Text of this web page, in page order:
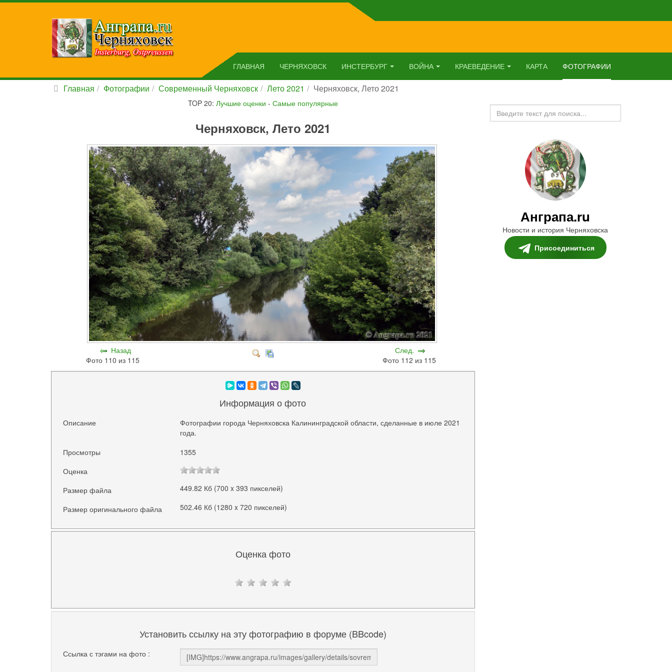
ГЛАВНАЯ ЧЕРНЯХОВСК ИНСТЕРБУРГ ВОЙНА КРАЕВЕДЕНИЕ КАРТА ФОТОГРАФИИ
Главная Фотографии Современный Черняховск Лето 2021 Черняховск, Лето 2021
TOP 20: Лучшие оценки - Самые популярные
Черняховск, Лето 2021
Назад
Фото 110 из 115
След.
Фото 112 из 115
Информация о фото
Описание
Фотографии города Черняховска Калининградской области, сделанные в июле 2021
года.
Просмотры
1355
Оценка
Размер файла
449.82 Кб (700 x 393 пикселей)
Размер оригинального файла 502.46 Кб (1280 x 720 пикселей)
Оценка фото
Установить ссылку на эту фотографию в форуме (BBcode)
Ссылка с тэгами на фото :
Искать...
Анграпа.ru
Новости и история Черняховска
Присоединиться